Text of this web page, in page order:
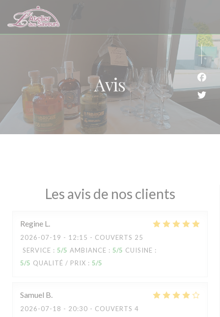
Personnalisation de vos choix en matière de cookies
Avis
Les avis de nos clients
Regine L
2026-07-19 - 12:15 - COUVERTS 25
SERVICE : 5/5 AMBIANCE : 5/5 CUISINE :
5/5 QUALITÉ / PRIX : 5/5
Samuel B
2026-07-18 - 20:30 - COUVERTS 4